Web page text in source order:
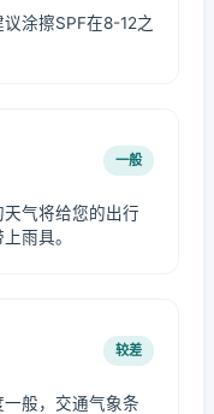
涂擦SPF在8-12之
一般
气将给您的出行
雨具。
较差
般，交通气象条